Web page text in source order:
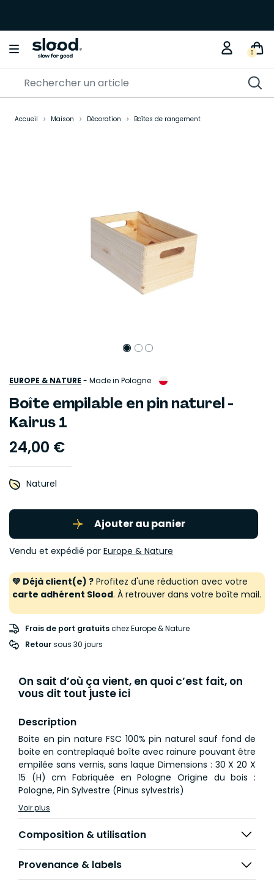
0
Accueil Maison Décoration Boîtes de rangement
EUROPE & NATURE - Made in Pologne
Boîte empilable en pin naturel -
Kairus 1
24,00 €
Naturel
Ajouter au panier
Vendu et expédié par Europe & Nature
💚 Déjà client(e) ? Profitez d'une réduction avec votre
carte adhérent Slood. À retrouver dans votre boîte mail.
Frais de port gratuitschez Europe & Nature
Retour sous 30 jours
On sait d’où ça vient, en quoi c’est fait, on
vous dit tout juste ici
Description
Boite en pin nature FSC 100% pin naturel sauf fond de
boite en contreplaqué boîte avec rainure pouvant être
empilée sans vernis, sans laque Dimensions : 30 X 20 X
15 (H) cm Fabriquée en Pologne Origine du bois :
Pologne, Pin Sylvestre (Pinus sylvestris)
Voir plus
Composition & utilisation
Provenance & labels